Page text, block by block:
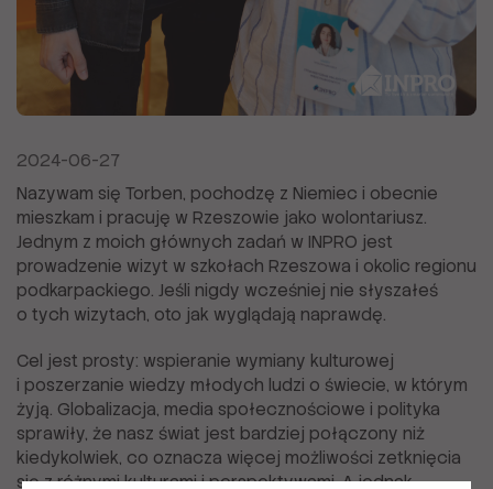
2024-06-27
Nazywam się Torben, pochodzę z Niemiec i obecnie
mieszkam i pracuję w Rzeszowie jako wolontariusz.
Jednym z moich głównych zadań w INPRO jest
prowadzenie wizyt w szkołach Rzeszowa i okolic regionu
podkarpackiego. Jeśli nigdy wcześniej nie słyszałeś
o tych wizytach, oto jak wyglądają naprawdę.
Cel jest prosty: wspieranie wymiany kulturowej
i poszerzanie wiedzy młodych ludzi o świecie, w którym
żyją. Globalizacja, media społecznościowe i polityka
sprawiły, że nasz świat jest bardziej połączony niż
kiedykolwiek, co oznacza więcej możliwości zetknięcia
się z różnymi kulturami i perspektywami. A jednak